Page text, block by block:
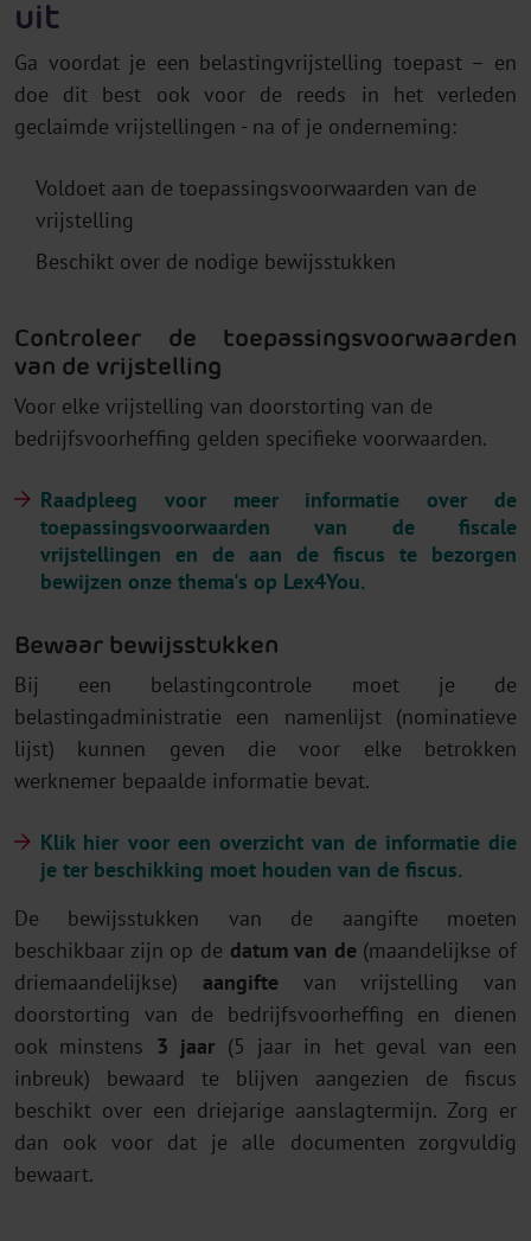
uit
Ga voordat je een belastingvrijstelling toepast – en
doe dit best ook voor de reeds in het verleden
geclaimde vrijstellingen - na of je onderneming:
Voldoet aan de toepassingsvoorwaarden van de
vrijstelling
Beschikt over de nodige bewijsstukken
Controleer de toepassingsvoorwaarden
van de vrijstelling
Voor elke vrijstelling van doorstorting van de
bedrijfsvoorheffing gelden specifieke voorwaarden.
Raadpleeg voor meer informatie over de
toepassingsvoorwaarden van de fiscale
vrijstellingen en de aan de fiscus te bezorgen
bewijzen onze thema's op Lex4You.
Bewaar bewijsstukken
Bij een belastingcontrole moet je de
belastingadministratie een namenlijst (nominatieve
lijst) kunnen geven die voor elke betrokken
werknemer bepaalde informatie bevat.
Klik hier voor een overzicht van de informatie die
je ter beschikking moet houden van de fiscus.
De bewijsstukken van de aangifte moeten
beschikbaar zijn op de datum van de (maandelijkse of
driemaandelijkse) aangiftevan vrijstelling van
doorstorting van de bedrijfsvoorheffing en dienen
ook minstens 3 jaar (5 jaar in het geval van een
inbreuk) bewaard te blijven aangezien de fiscus
beschikt over een driejarige aanslagtermijn. Zorg er
dan ook voor dat je alle documenten zorgvuldig
bewaart.